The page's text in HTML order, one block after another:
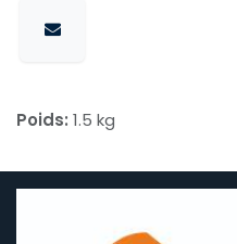
Poids: 1.5 kg